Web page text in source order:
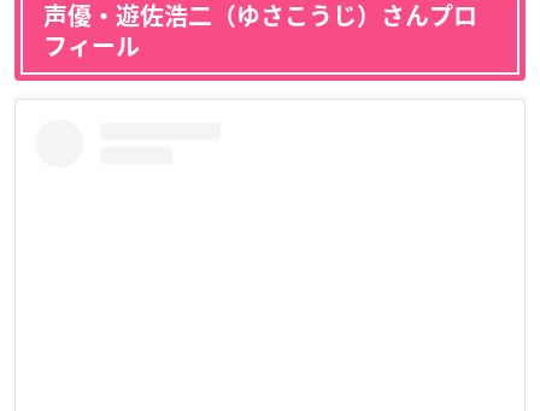
声優・遊佐浩二（ゆさこうじ）さんプロ
フィール